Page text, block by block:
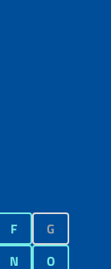
F
G
N
O